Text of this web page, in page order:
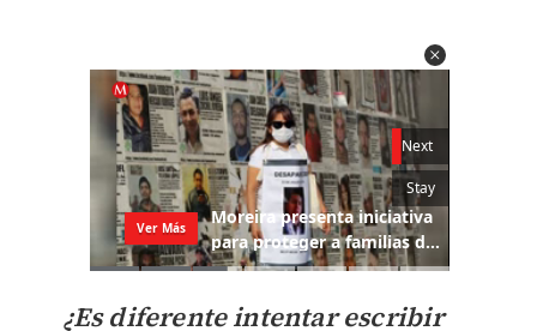
¿Es diferente intentar escribir